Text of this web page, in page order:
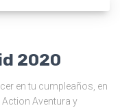
2020
en tu cumpleaños, en
Aventura y